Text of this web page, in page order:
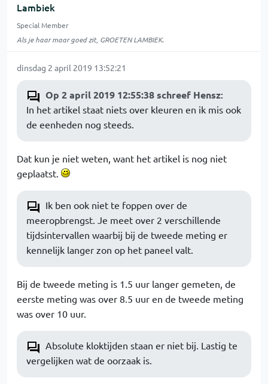
Lambiek
Special Member
Als je haar maar goed zit, GROETEN LAMBIEK.
dinsdag 2 april 2019 13:52:21
Op 2 april 2019 12:55:38 schreef Hensz:
In het artikel staat niets over kleuren en ik mis ook
de eenheden nog steeds.
Dat kun je niet weten, want het artikel is nog niet
geplaatst.
Ik ben ook niet te foppen over de
meeropbrengst. Je meet over 2 verschillende
tijdsintervallen waarbij bij de tweede meting er
kennelijk langer zon op het paneel valt.
Bij de tweede meting is 1.5 uur langer gemeten, de
eerste meting was over 8.5 uur en de tweede meting
was over 10 uur.
Absolute kloktijden staan er niet bij. Lastig te
vergelijken wat de oorzaak is.